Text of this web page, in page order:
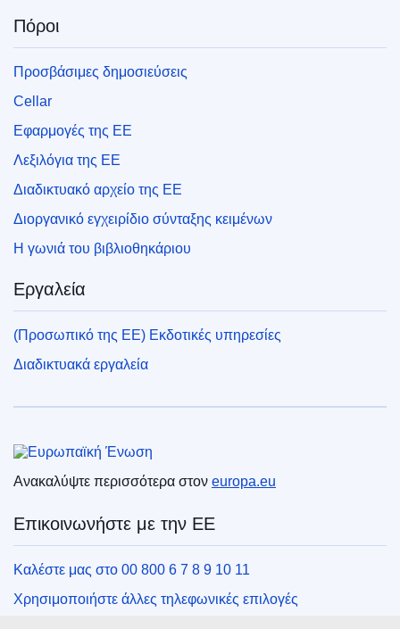
Πόροι
Προσβάσιμες δημοσιεύσεις
Cellar
Εφαρμογές της ΕΕ
Λεξιλόγια της ΕΕ
Διαδικτυακό αρχείο της ΕΕ
Διοργανικό εγχειρίδιο σύνταξης κειμένων
Η γωνιά του βιβλιοθηκάριου
Εργαλεία
(Προσωπικό της ΕΕ) Εκδοτικές υπηρεσίες
Διαδικτυακά εργαλεία
Ανακαλύψτε περισσότερα στον europa.eu
Επικοινωνήστε με την ΕΕ
Καλέστε μας στο 00 800 6 7 8 9 10 11
Χρησιμοποιήστε άλλες τηλεφωνικές επιλογές